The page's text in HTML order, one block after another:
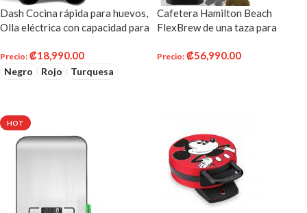
Dash Cocina rápida para huevos,
Olla eléctrica con capacidad para
huevos escalfados, huevos
revueltos u omelettes con
Precio: ₡18,990.00
Negro Rojo Turquesa
Cafetera Hamilton Beach
FlexBrew de una taza para
con intensidad de preparación
Precio: ₡56,990.00
HOT